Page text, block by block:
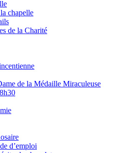
chapelle
de la Charité
de la Médaille Miraculeuse
d’emploi